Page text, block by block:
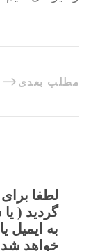
مطلب بعدی
لطفا
گردید (
به ایمیل
خواهد شد